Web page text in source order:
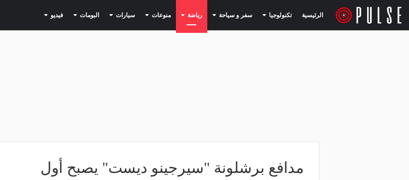
الرئيسية تكنولوجيا (current) سفر و سياحة (current) رياضة (current) منوعات (current) سيارات (current) البومات (current) فيديو (current)
مدافع برشلونة "سيرجينو ديست" يصبح أول